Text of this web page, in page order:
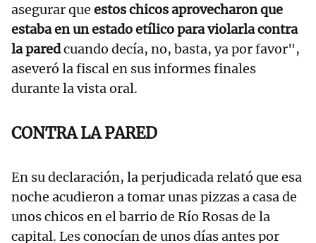
asegurar que estos chicos aprovecharon que
estaba en un estado etílico para violarla contra
la paredcuando decía, no, basta, ya por favor",
aseveró la fiscal en sus informes finales
durante la vista oral.
CONTRA LA PARED
En su declaración, la perjudicada relató que esa
noche acudieron a tomar unas pizzas a casa de
unos chicos en el barrio de Río Rosas de la
capital. Les conocían de unos días antes por